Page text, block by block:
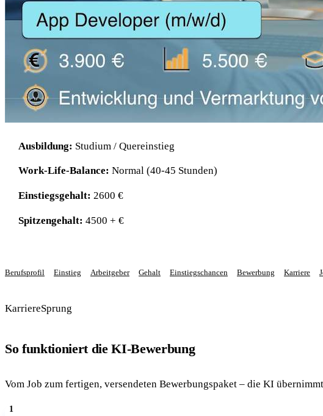
Ausbildung: Studium / Quereinstieg
Work-Life-Balance: Normal (40-45 Stunden)
Einstiegsgehalt: 2600 €
Spitzengehalt: 4500 + €
Berufsprofil Einstieg Arbeitgeber Gehalt Einstiegschancen Bewerbung Karriere
KarriereSprung
So funktioniert die KI-Bewerbung
Vom Job zum fertigen, versendeten Bewerbungspaket – die KI